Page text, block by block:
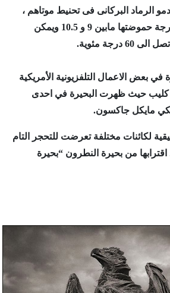
الرماد البركانى فى تحنيط موتاهم ،
بحيرة النطرون تصل درجة حموضتها مابين 9 و 10.5 ويمكن
درجة مئوية.
بعض الاعمال التلفزيونية الأمريكية
كليب حيث ظهرت البحيرة في احدى
مايكل جاكسون.
لكائنات مختلفة تعرضت للتحجر التام
من بحيرة النطرون “بحيرة